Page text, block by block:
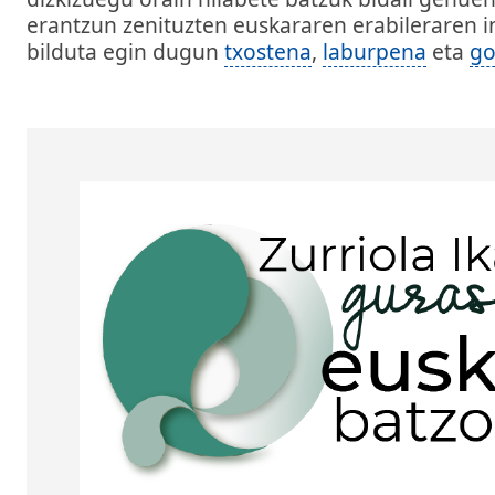
erantzun zenituzten euskararen erabileraren
bilduta egin dugun txostena, laburpena eta